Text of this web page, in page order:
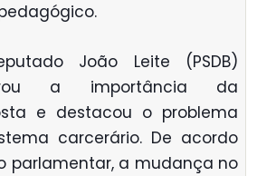
João Leite (PSDB)
a importância da
e destacou o problema
carcerário. De acordo
parlamentar, a mudança no